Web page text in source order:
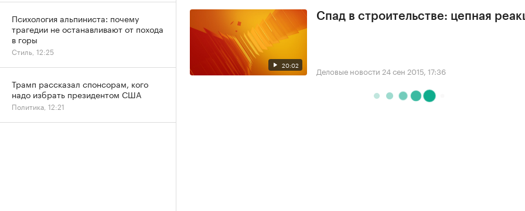
20:02
Спад в строительстве: цепная
Деловые новости 24 сен 2015, 17:36
Психология альпиниста: почему
трагедии не останавливают от похода
в горы
Стиль, 12:25
Трамп рассказал спонсорам, кого
надо избрать президентом США
Политика, 12:21